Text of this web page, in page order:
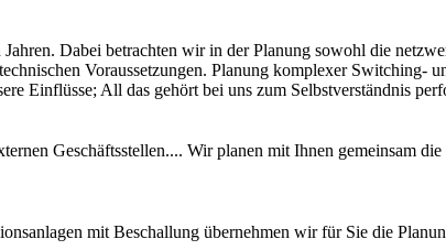
Dabei betrachten wir in der Planung sowohl die
Voraussetzungen. Planung komplexer Switching-
Einflüsse; All das gehört bei uns zum Selbstverständnis
Geschäftsstellen.... Wir planen mit Ihnen gemeinsam
mit Beschallung übernehmen wir für Sie die